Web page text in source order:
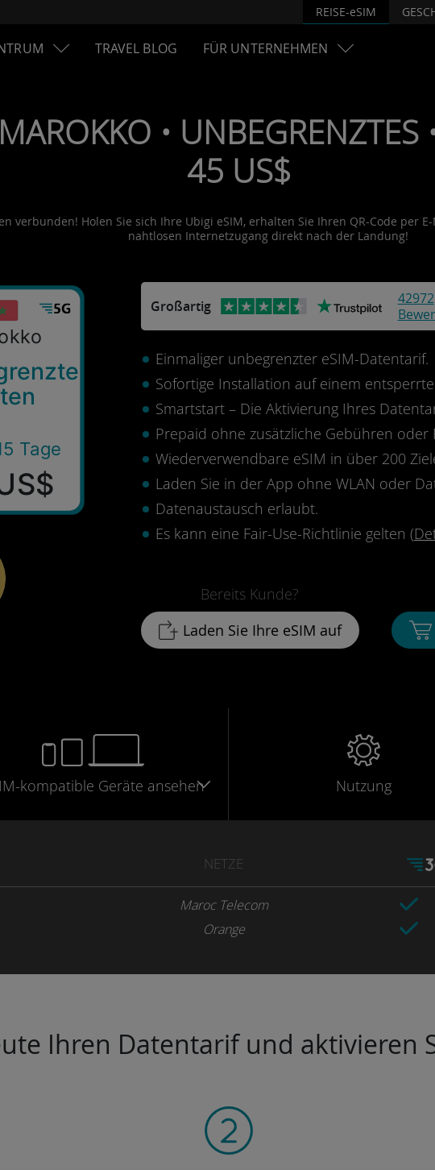
REISE-eSIM
TRAVEL BLOG FÜR UNTERNEHMEN
• UNBEGRENZTES
45 US$
verbunden! Holen Sie sich Ihre Ubigi eSIM, erhalten Sie Ihren QR-Code per
nahtlosen Internetzugang direkt nach der Landung!
Tage
Großartig
42972
Einmaliger unbegrenzter eSIM-Datentarif.
Sofortige Installation auf einem
Smartstart – Die Aktivierung Ihres
Prepaid ohne zusätzliche Gebühren oder
Wiederverwendbare eSIM in über 200
Laden Sie in der App ohne WLAN oder
Datenaustausch erlaubt.
Es kann eine Fair-Use-Richtlinie gelten (
Bereits Kunde?
Laden Sie Ihre eSIM auf
kompatible Geräte ansehen Nutzung
NETZE
Maroc Telecom
Orange
Ihren Datentarif und aktivieren